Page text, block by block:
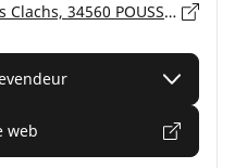
117 Rue des Lavandes - ZA Les Clachs, 34560 POUSSAN
web